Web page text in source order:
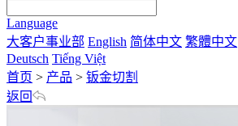
Language
大客户事业部 English 简体中文 繁體中文
Deutsch Tiếng Việt
首页 > 产品 > 钣金切割
返回